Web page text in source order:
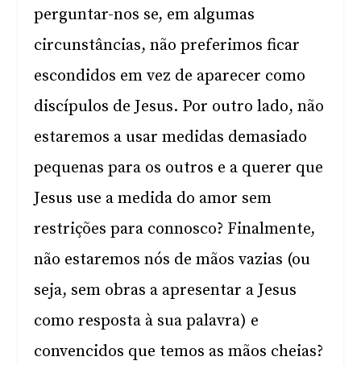
perguntar-nos se, em algumas
circunstâncias, não preferimos ficar
escondidos em vez de aparecer como
discípulos de Jesus. Por outro lado, não
estaremos a usar medidas demasiado
pequenas para os outros e a querer que
Jesus use a medida do amor sem
restrições para connosco? Finalmente,
não estaremos nós de mãos vazias (ou
seja, sem obras a apresentar a Jesus
como resposta à sua palavra) e
convencidos que temos as mãos cheias?